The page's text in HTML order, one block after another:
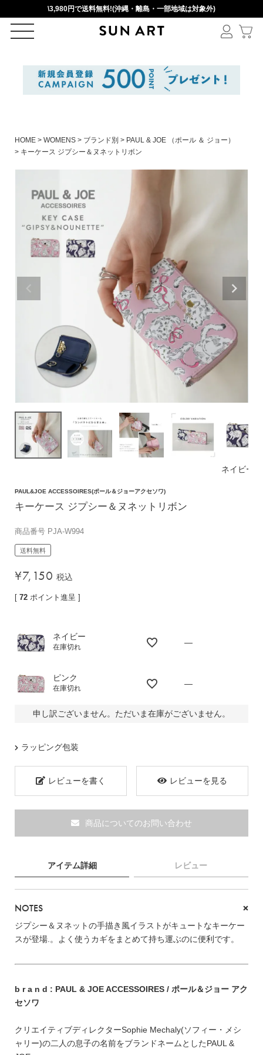
\3,980円で送料無料!(沖縄・離島・一部地域は対象外)
ログイン
〜
検索
バッグ
ショルダーバッグ
リュック
コンパクト財布
コインケース
トラベルウォレット
名刺入れ・カードケース
キーケース
スマホショルダー
TOPICS
HOME WOMENS ブランド別
PAUL & JOE （ポール ＆ ジョー）
キーケース ジプシー＆ヌネットリボン
ネイビー
PAUL&JOE ACCESSOIRES(ポール＆ジョーアクセソワ)
キーケース ジプシー＆ヌネットリボン
商品番号 PJA-W994
送料無料
¥7,150 税込
[ 72 ポイント進呈 ]
ネイビー
在庫切れ
—
ピンク
在庫切れ
—
申し訳ございません。ただいま在庫がございません。
ラッピング包装
レビューを書く レビューを見る
商品についてのお問い合わせ
アイテム詳細 レビュー
NOTES
ジプシー＆ヌネットの手描き風イラストがキュートなキーケー
スが登場.。よく使うカギをまとめて持ち運ぶのに便利です。
b r a n d : PAUL & JOE ACCESSOIRES / ポール＆ジョー アク
セソワ
クリエイティブディレクターSophie Mechaly(ソフィー・メシ
ャリー)の二人の息子の名前をブランドネームとしたPAUL &